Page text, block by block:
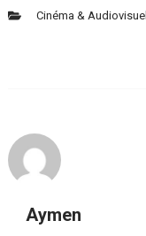
Cinéma & Audiovisuel
Aymen